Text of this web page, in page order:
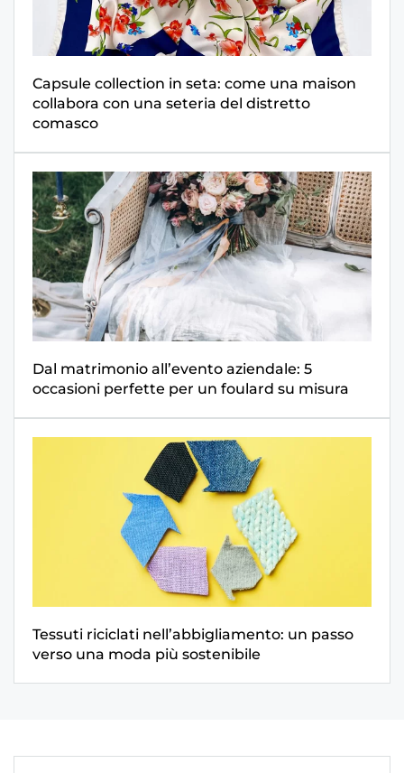
Capsule collection in seta: come una maison
collabora con una seteria del distretto
comasco
Dal matrimonio all’evento aziendale: 5
occasioni perfette per un foulard su misura
Tessuti riciclati nell’abbigliamento: un passo
verso una moda più sostenibile